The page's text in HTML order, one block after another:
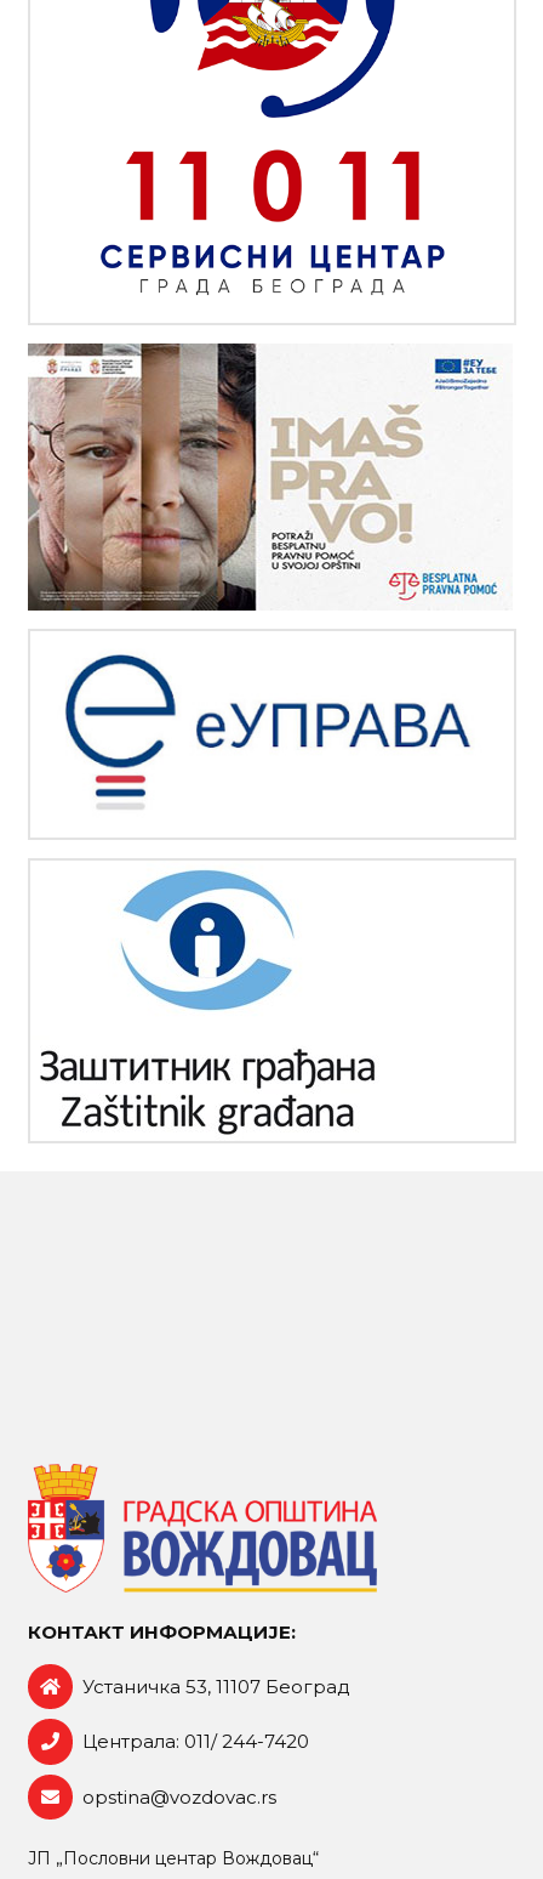
КОНТАКТ ИНФОРМАЦИЈЕ:
Устаничка 53, 11107 Београд
Централа: 011/ 244-7420
opstina@vozdovac.rs
ЈП „Пословни центар Вождовац“